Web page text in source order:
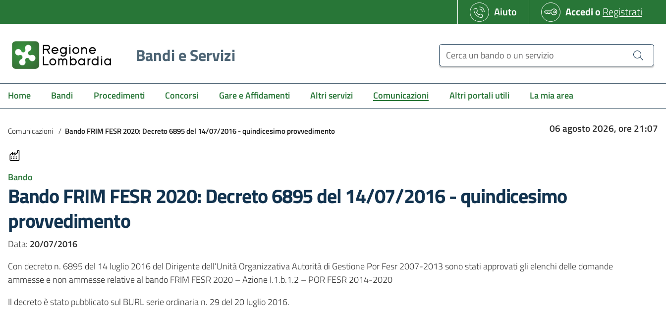
Aiuto AccedioRegistrati
Bandi e Servizi Cerca un bando o un servizio
Home Bandi Procedimenti Concorsi Gare e Affidamenti Altri servizi Comunicazioni Altri portali utili La mia area
Comunicazioni / Bando FRIM FESR 2020: Decreto 6895 del 14/07/2016 - quindicesimo provvedimento 06 agosto 2026, ore 21:07
Bando
Bando FRIM FESR 2020: Decreto 6895 del 14/07/2016 - quindicesimo
provvedimento
Data: 20/07/2016
Con decreto n. 6895 del 14 luglio 2016 del Dirigente dell’Unità Organizzativa Autorità di Gestione Por Fesr 2007-2013 sono stati approvati gli elenchi delle domande
ammesse e non ammesse relative al bando FRIM FESR 2020 – Azione I.1.b.1.2 – POR FESR 2014-2020
Il decreto è stato pubblicato sul BURL serie ordinaria n. 29 del 20 luglio 2016.